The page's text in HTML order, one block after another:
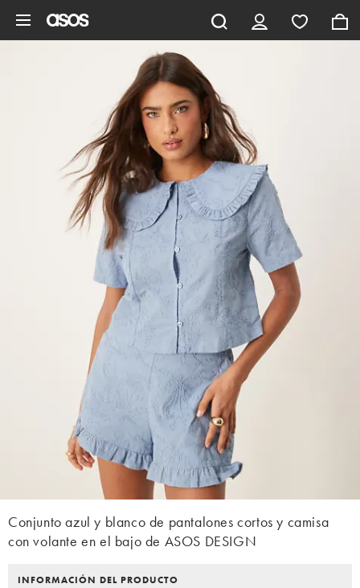
Conjunto azul y blanco de pantalones cortos y camisa
con volante en el bajo de ASOS DESIGN
INFORMACIÓN DEL PRODUCTO